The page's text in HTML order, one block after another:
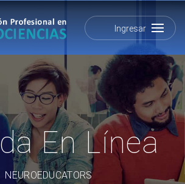
Ingresar
En Línea
NEUROEDUCATORS